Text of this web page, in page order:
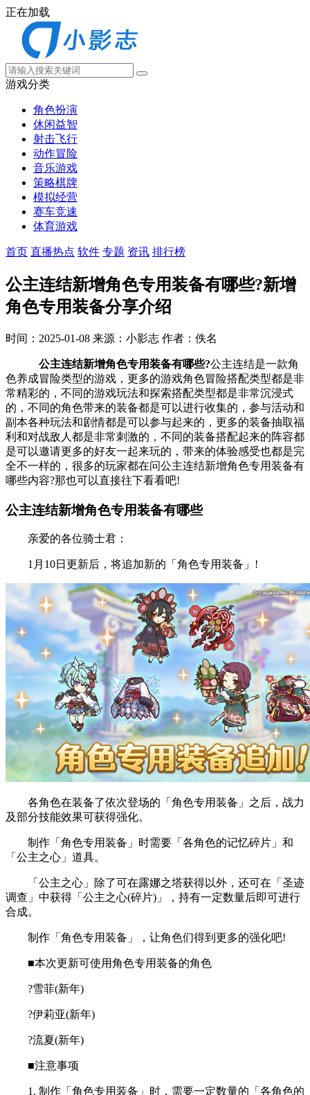
正在加载
游戏分类
角色扮演
休闲益智
射击飞行
动作冒险
音乐游戏
策略棋牌
模拟经营
赛车竞速
体育游戏
首页 直播热点 软件 专题 资讯 排行榜
公主连结新增角色专用装备有哪些?新增
角色专用装备分享介绍
时间：2025-01-08 来源：小影志 作者：佚名
公主连结新增角色专用装备有哪些?公主连结是一款角
色养成冒险类型的游戏，更多的游戏角色冒险搭配类型都是非
常精彩的，不同的游戏玩法和探索搭配类型都是非常沉浸式
的，不同的角色带来的装备都是可以进行收集的，参与活动和
副本各种玩法和剧情都是可以参与起来的，更多的装备抽取福
利和对战敌人都是非常刺激的，不同的装备搭配起来的阵容都
是可以邀请更多的好友一起来玩的，带来的体验感受也都是完
全不一样的，很多的玩家都在问公主连结新增角色专用装备有
哪些内容?那也可以直接往下看看吧!
公主连结新增角色专用装备有哪些
亲爱的各位骑士君：
1月10日更新后，将追加新的「角色专用装备」!
各角色在装备了依次登场的「角色专用装备」之后，战力
及部分技能效果可获得强化。
制作「角色专用装备」时需要「各角色的记忆碎片」和
「公主之心」道具。
「公主之心」除了可在露娜之塔获得以外，还可在「圣迹
调查」中获得「公主之心(碎片)」，持有一定数量后即可进行
合成。
制作「角色专用装备」，让角色们得到更多的强化吧!
■本次更新可使用角色专用装备的角色
?雪菲(新年)
?伊莉亚(新年)
?流夏(新年)
■注意事项
1. 制作「角色专用装备」时，需要一定数量的「各角色的